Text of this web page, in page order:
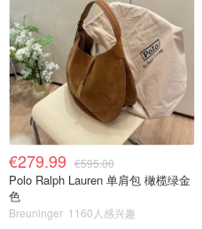
€279.99 €595.00
Polo Ralph Lauren 单肩包 橄榄绿金
色
Breuninger 1160人感兴趣